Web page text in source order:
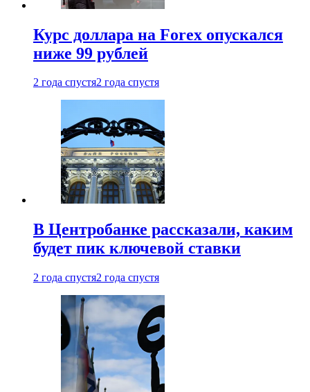
Курс доллара на Forex опускался
ниже 99 рублей
2 года спустя2 года спустя
В Центробанке рассказали, каким
будет пик ключевой ставки
2 года спустя2 года спустя